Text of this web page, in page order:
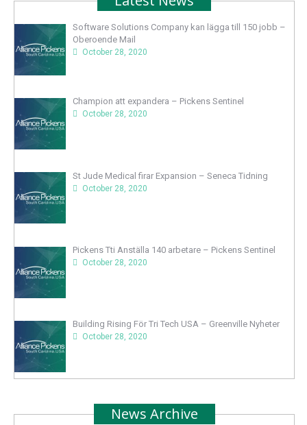
Software Solutions Company kan lägga till 150 jobb –
Oberoende Mail
October 28, 2020
Champion att expandera – Pickens Sentinel
October 28, 2020
St Jude Medical firar Expansion – Seneca Tidning
October 28, 2020
Pickens Tti Anställa 140 arbetare – Pickens Sentinel
October 28, 2020
Building Rising För Tri Tech USA – Greenville Nyheter
October 28, 2020
News Archive